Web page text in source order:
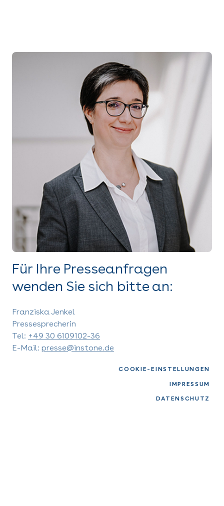
Für Ihre Presseanfragen
wenden Sie sich bitte an:
Franziska Jenkel
Pressesprecherin
Tel: +49 30 6109102-36
E-Mail: presse@instone.de
COOKIE-EINSTELLUNGEN
IMPRESSUM
DATENSCHUTZ